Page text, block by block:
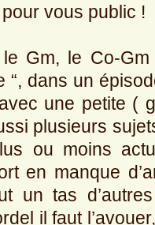
vous public !
Gm, le Co-
“, dans un
une petite (
plusieurs
ou moins
en manque
un tas
il faut